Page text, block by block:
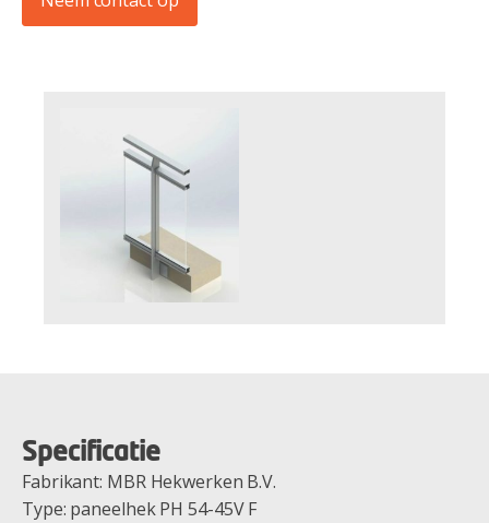
Specificatie
Fabrikant: MBR Hekwerken B.V.
Type: paneelhek PH 54-45V F